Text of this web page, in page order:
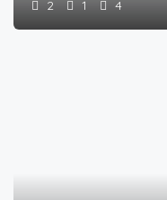
2 1 4